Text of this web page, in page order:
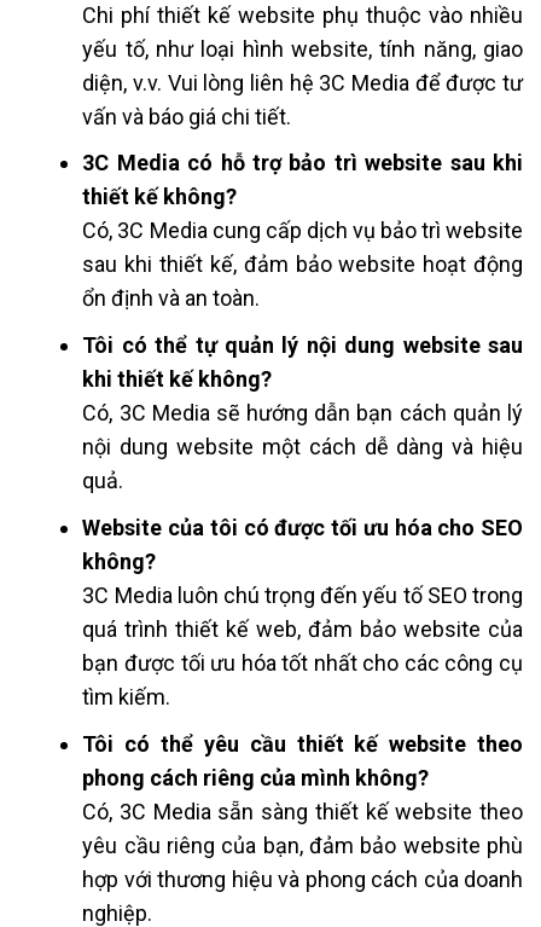
Chi phí thiết kế website phụ thuộc vào nhiều
yếu tố, như loại hình website, tính năng, giao
diện, v.v. Vui lòng liên hệ 3C Media để được tư
vấn và báo giá chi tiết.
3C Media có hỗ trợ bảo trì website sau khi
thiết kế không?
Có, 3C Media cung cấp dịch vụ bảo trì website
sau khi thiết kế, đảm bảo website hoạt động
ổn định và an toàn.
Tôi có thể tự quản lý nội dung website sau
khi thiết kế không?
Có, 3C Media sẽ hướng dẫn bạn cách quản lý
nội dung website một cách dễ dàng và hiệu
quả.
Website của tôi có được tối ưu hóa cho SEO
không?
3C Media luôn chú trọng đến yếu tố SEO trong
quá trình thiết kế web, đảm bảo website của
bạn được tối ưu hóa tốt nhất cho các công cụ
tìm kiếm.
Tôi có thể yêu cầu thiết kế website theo
phong cách riêng của mình không?
Có, 3C Media sẵn sàng thiết kế website theo
yêu cầu riêng của bạn, đảm bảo website phù
hợp với thương hiệu và phong cách của doanh
nghiệp.